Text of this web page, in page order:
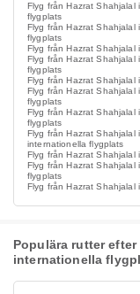
Flyg från Hazrat Shahjalal
flygplats
Flyg från Hazrat Shahjalal
flygplats
Flyg från Hazrat Shahjalal
Flyg från Hazrat Shahjalal
flygplats
Flyg från Hazrat Shahjalal
Flyg från Hazrat Shahjalal
flygplats
Flyg från Hazrat Shahjalal
flygplats
Flyg från Hazrat Shahjalal
internationella flygplats
Flyg från Hazrat Shahjalal
Flyg från Hazrat Shahjalal
flygplats
Flyg från Hazrat Shahjalal
Populära rutter
internationella